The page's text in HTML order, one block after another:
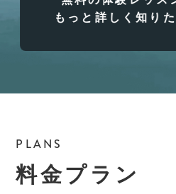
もっと詳しく知り
PLANS
料金プラン